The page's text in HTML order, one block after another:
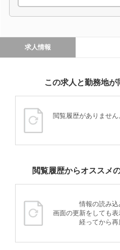
求人情報
この求人と勤務地が
閲覧履歴がありませ
閲覧履歴からオススメ
情報の読み込
画面の更新をしても
経ってから再